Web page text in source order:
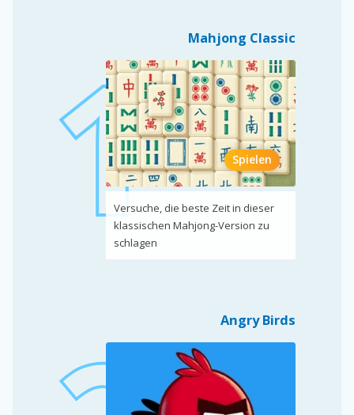
Mahjong Classic
Spielen
Versuche, die beste Zeit in dieser
klassischen Mahjong-Version zu
schlagen
Angry Birds